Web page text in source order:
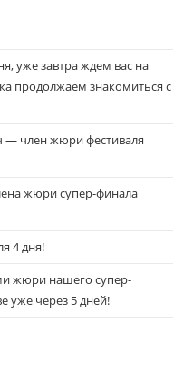
уже завтра ждем вас на
продолжаем знакомиться с
— член жюри фестиваля
жюри супер-финала
4 дня!
жюри нашего супер-
уже через 5 дней!